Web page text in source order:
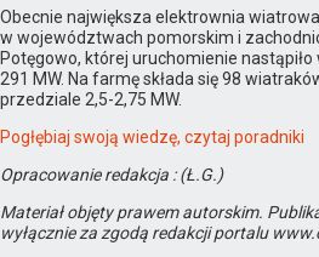
Obecnie największa elektrownia
w województwach pomorskim i
Potęgowo, której uruchomienie
291 MW. Na farmę składa się 98
przedziale 2,5-2,75 MW.
Pogłębiaj swoją wiedzę, czytaj poradniki
Opracowanie redakcja : (Ł.G.)
Materiał objęty prawem autorskim.
wyłącznie za zgodą redakcji portalu